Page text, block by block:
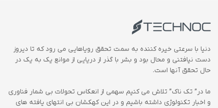
دنیا با سرعتی خیره کننده به سمت تحقق رویاهایی می رود که تا دیروز
دست نیافتنی و محال بود و بشر با گذر از دریایی از موانع یک به یک در
حال تحقق آنها است.
ما در” تک ناک” تلاش می کنیم سهمی از انعکاس تحولات بی شمار فناوری
و اخبار تکنولوژی داشته باشیم و در این کهکشان بی انتهای یافته های